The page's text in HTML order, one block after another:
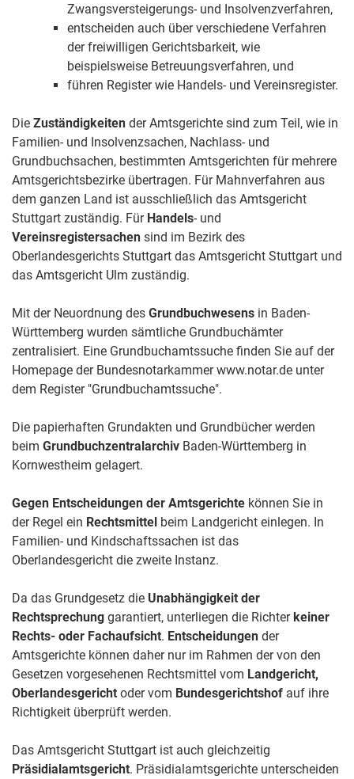
Zwangsversteigerungs- und Insolvenzverfahren,
entscheiden auch über verschiedene Verfahren
der freiwilligen Gerichtsbarkeit, wie
beispielsweise Betreuungsverfahren, und
führen Register wie Handels- und Vereinsregister.
Die Zuständigkeiten der Amtsgerichte sind zum Teil, wie in
Familien- und Insolvenzsachen, Nachlass- und
Grundbuchsachen, bestimmten Amtsgerichten für mehrere
Amtsgerichtsbezirke übertragen. Für Mahnverfahren aus
dem ganzen Land ist ausschließlich das Amtsgericht
Stuttgart zuständig. Für Handels- und
Vereinsregistersachen sind im Bezirk des
Oberlandesgerichts Stuttgart das Amtsgericht Stuttgart und
das Amtsgericht Ulm zuständig.
Mit der Neuordnung des Grundbuchwesens in Baden-
Württemberg wurden sämtliche Grundbuchämter
zentralisiert. Eine Grundbuchamtssuche finden Sie auf der
Homepage der Bundesnotarkammer www.notar.de unter
dem Register "Grundbuchamtssuche".
Die papierhaften Grundakten und Grundbücher werden
beim Grundbuchzentralarchiv Baden-Württemberg in
Kornwestheim gelagert.
Gegen Entscheidungen der Amtsgerichte können Sie in
der Regel ein Rechtsmittel beim Landgericht einlegen. In
Familien- und Kindschaftssachen ist das
Oberlandesgericht die zweite Instanz.
Da das Grundgesetz die Unabhängigkeit der
Rechtsprechung garantiert, unterliegen die Richterkeiner
Rechts- oder Fachaufsicht. Entscheidungen der
Amtsgerichte können daher nur im Rahmen der von den
Gesetzen vorgesehenen Rechtsmittel vom Landgericht,
Oberlandesgericht oder vom Bundesgerichtshof auf ihre
Richtigkeit überprüft werden.
Das Amtsgericht Stuttgart ist auch gleichzeitig
Präsidialamtsgericht. Präsidialamtsgerichte unterscheiden